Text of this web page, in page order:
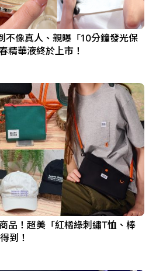
不像真人、親曝「10分鐘發光保
精華液終於上市！
品！超美「紅橘綠刺繡T恤、棒
到！